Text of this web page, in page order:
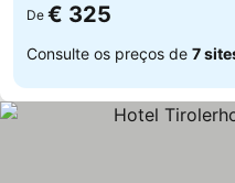
De € 325
Consulte os preços de 7